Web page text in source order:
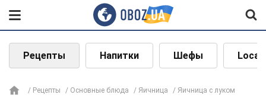
Рецепты Напитки Шефы Local
Рецепты Основные блюда Яичница Яичница с луком